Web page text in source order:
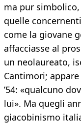
ma pur
quelle
come la giovane
affacciasse al
un neolaureato,
Cantimori;
’54: «qualcuno
lui». Ma quegli
giacobinismo